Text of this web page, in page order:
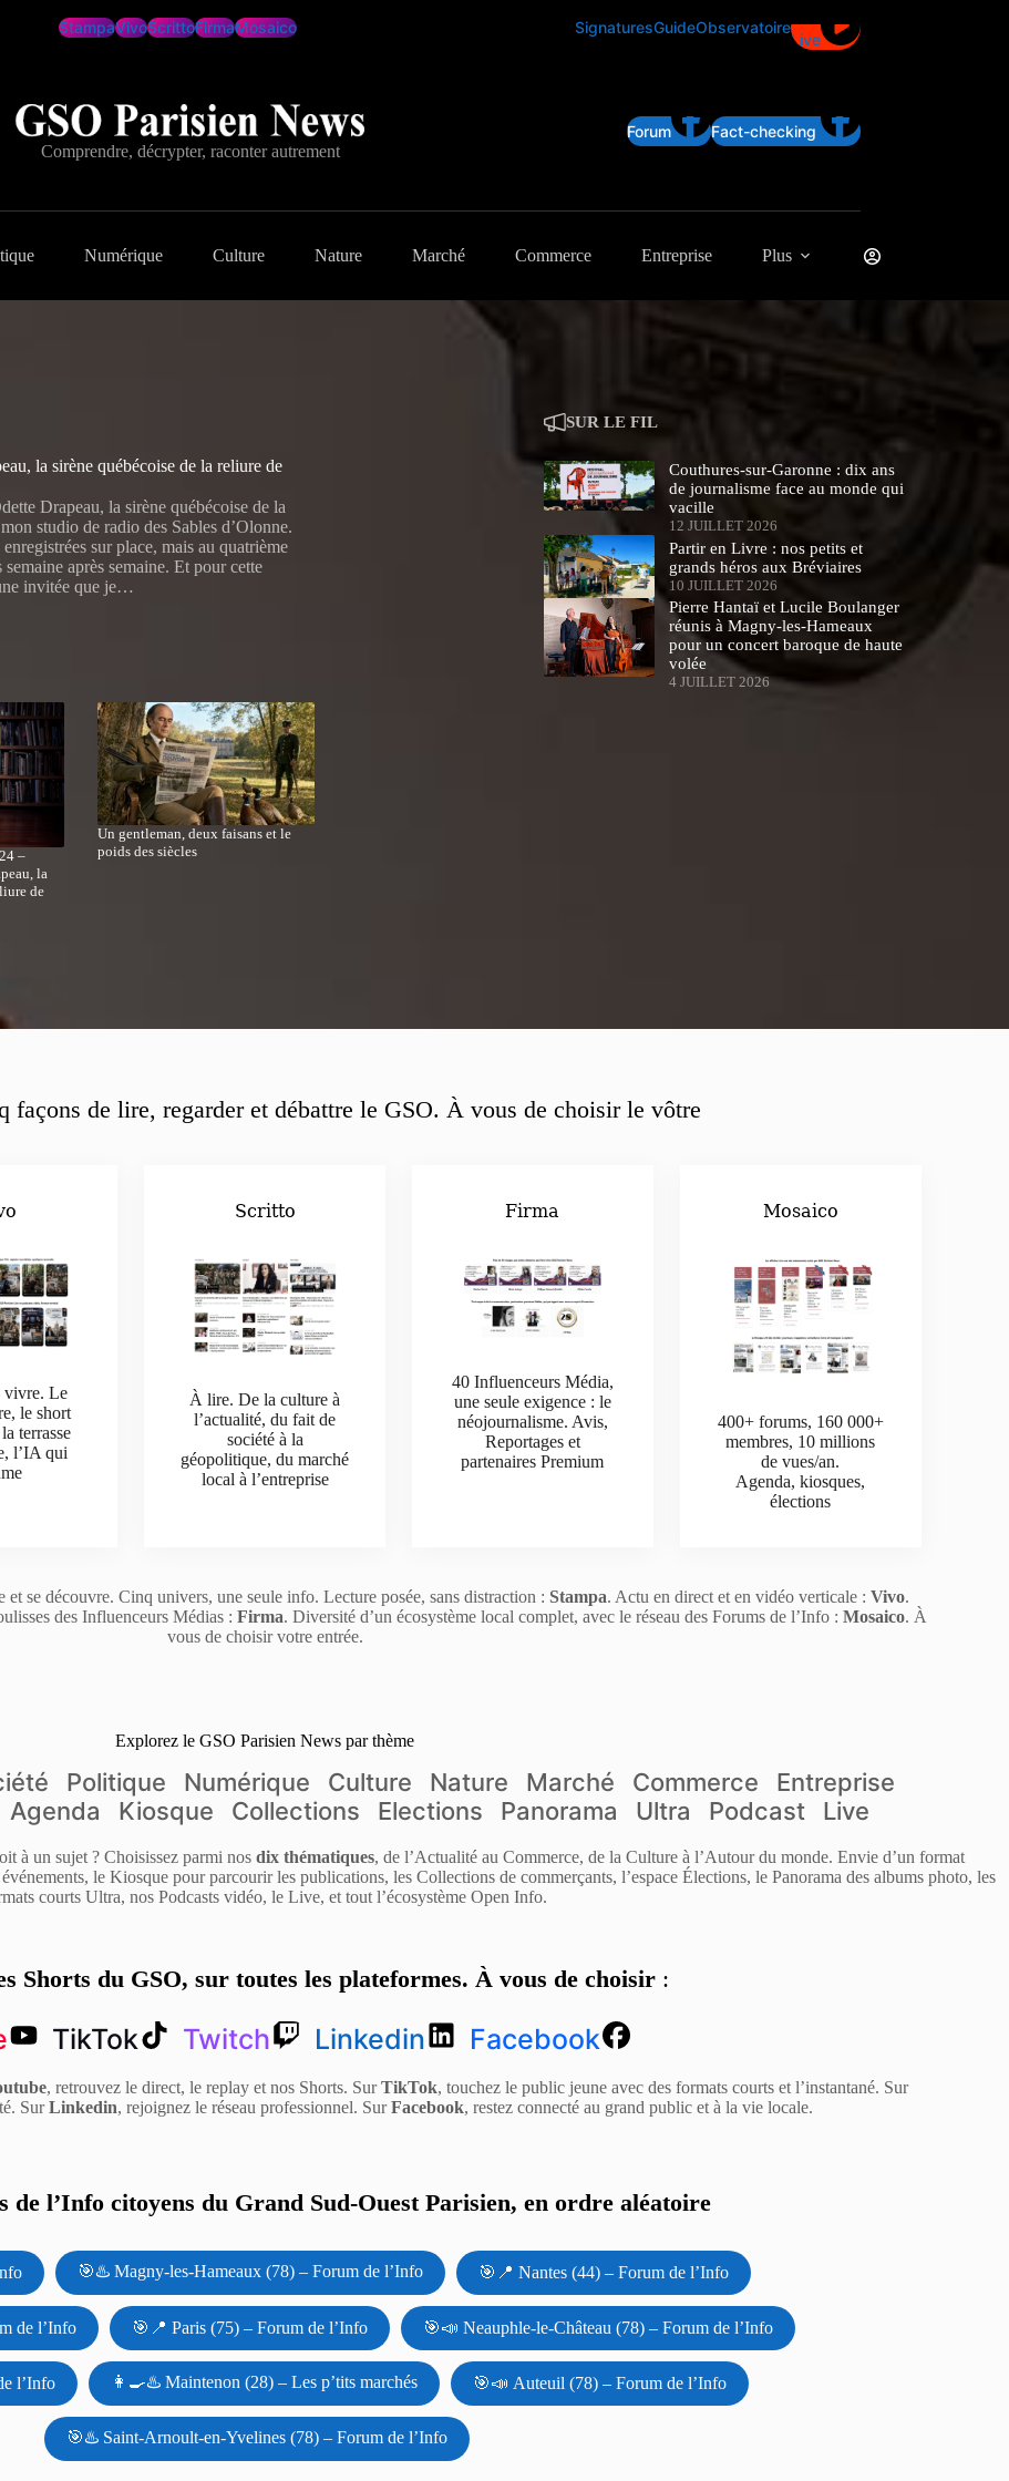
StampaVivoScrittoFirmaMosaico SignaturesGuideObservatoire
Live
Comprendre, décrypter, raconter autrement
Forum Fact-checking
Numérique Culture Nature Marché Commerce Entreprise Plus
la sirène québécoise de la reliure de
Drapeau, la sirène québécoise de la
studio de radio des Sables d’Olonne.
sur place, mais au quatrième
après semaine. Et pour cette
invitée que je…
–
la
de
Un gentleman, deux faisans et le
poids des siècles
SUR LE FIL
Couthures-sur-Garonne : dix ans
de journalisme face au monde qui
vacille
12 JUILLET 2026
Partir en Livre : nos petits et
grands héros aux Bréviaires
10 JUILLET 2026
Pierre Hantaï et Lucile Boulanger
réunis à Magny-les-Hameaux
pour un concert baroque de haute
volée
4 JUILLET 2026
façons de lire, regarder et débattre le GSO. À vous de choisir le vôtre
vivre. Le
le short
terrasse
l’IA qui
Scritto
À lire. De la culture à
l’actualité, du fait de
société à la
géopolitique, du marché
local à l’entreprise
Firma
40 Influenceurs Média,
une seule exigence : le
néojournalisme. Avis,
Reportages et
partenaires Premium
Mosaico
400+ forums, 160 000+
membres, 10 millions
de vues/an.
Agenda, kiosques,
élections
se découvre. Cinq univers, une seule info. Lecture posée, sans distraction : Stampa. Actu en direct et en vidéo verticale : Vivo.
des Influenceurs Médias : Firma. Diversité d’un écosystème local complet, avec le réseau des Forums de l’Info : Mosaico. À
vous de choisir votre entrée.
Explorez le GSO Parisien News par thème
Politique Numérique Culture Nature Marché Commerce
Entreprise
Agenda Kiosque Collections Elections Panorama Ultra Podcast Live
à un sujet ? Choisissez parmi nos dix thématiques, de l’Actualité au Commerce, de la Culture à l’Autour du monde. Envie d’un format
le Kiosque pour parcourir les publications, les Collections de commerçants, l’espace Élections, le Panorama des albums photo, les
courts Ultra, nos Podcasts vidéo, le Live, et tout l’écosystème Open Info.
Shorts du GSO, sur toutes les plateformes. À vous de choisir:
TikTok Twitch Linkedin Facebook
, retrouvez le direct, le replay et nos Shorts. SurTikTok, touchez le public jeune avec des formats courts et l’instantané. Sur
SurLinkedin, rejoignez le réseau professionnel. SurFacebook, restez connecté au grand public et à la vie locale.
de l’Info citoyens du Grand Sud-Ouest Parisien, en ordre aléatoire
🎯♨️ Magny-les-Hameaux (78) – Forum de l’Info 🎯📍 Nantes (44) – Forum de l’Info
de l’Info 🎯📍 Paris (75) – Forum de l’Info 🎯📣 Neauphle-le-Château (78) – Forum de l’Info
l’Info 👩‍🍳♨️ Maintenon (28) – Les p’tits marchés 🎯📣 Auteuil (78) – Forum de l’Info
🎯♨️ Saint-Arnoult-en-Yvelines (78) – Forum de l’Info